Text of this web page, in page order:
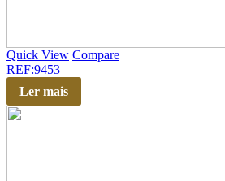
Quick View Compare
REF:9453
Ler mais